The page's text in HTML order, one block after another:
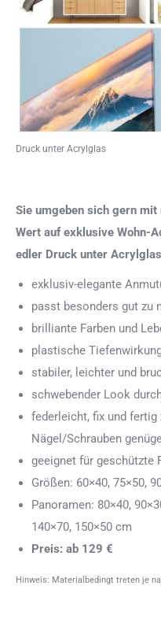
Druck unter Acrylglas
Sie umgeben sich gern
Wert auf exklusive Wohn-
edler Druck unter
exklusiv-elegante
passt besonders gut zu
brilliante Farben und
plastische
stabiler, leichter und
schwebender Look
federleicht, fix und fertig
Nägel/Schrauben
geeignet für geschützte
Größen: 60×40, 75×50,
Panoramen: 80×40,
140×70, 150×50 cm
Preis: ab 129 €
Hinweis: Materialbedingt treten je